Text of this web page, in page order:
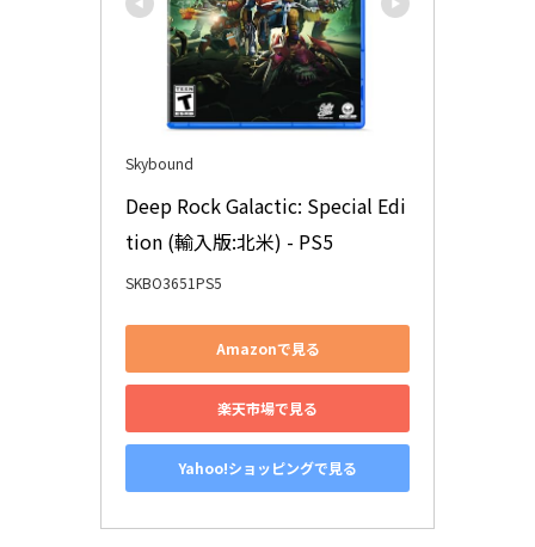
Skybound
Deep Rock Galactic: Special Edi
tion (輸入版:北米) - PS5
SKBO3651PS5
Amazonで見る
楽天市場で見る
Yahoo!ショッピングで見る